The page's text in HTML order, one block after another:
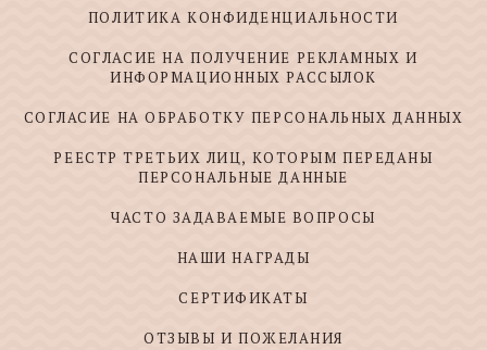
ПОЛИТИКА КОНФИДЕНЦИАЛЬНОСТИ
СОГЛАСИЕ НА ПОЛУЧЕНИЕ РЕКЛАМНЫХ И
ИНФОРМАЦИОННЫХ РАССЫЛОК
СОГЛАСИЕ НА ОБРАБОТКУ ПЕРСОНАЛЬНЫХ ДАННЫХ
РЕЕСТР ТРЕТЬИХ ЛИЦ, КОТОРЫМ ПЕРЕДАНЫ
ПЕРСОНАЛЬНЫЕ ДАННЫЕ
ЧАСТО ЗАДАВАЕМЫЕ ВОПРОСЫ
НАШИ НАГРАДЫ
СЕРТИФИКАТЫ
ОТЗЫВЫ И ПОЖЕЛАНИЯ